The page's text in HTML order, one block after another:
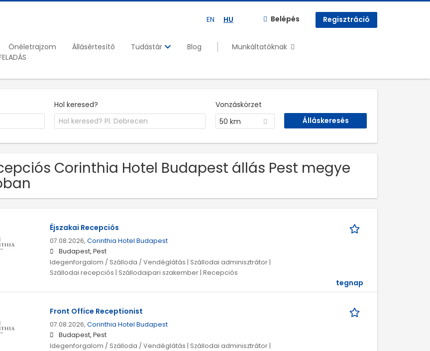
EN HU Belépés Regisztráció
Önéletrajzom Állásértesítő Tudástár Blog
Munkáltatóknak
Hol keresed?
Vonzáskörzet
50 km
Corinthia Hotel Budapest állás Pest megye
Éjszakai Recepciós
07.08.2026, Corinthia Hotel Budapest
Budapest, Pest
Idegenforgalom / Szálloda / Vendéglátás | Szállodai adminisztrátor |
Szállodai recepciós | Szállodaipari szakember | Recepciós
tegnap
Front Office Receptionist
07.08.2026, Corinthia Hotel Budapest
Budapest, Pest
Idegenforgalom / Szálloda / Vendéglátás | Szállodai adminisztrátor |